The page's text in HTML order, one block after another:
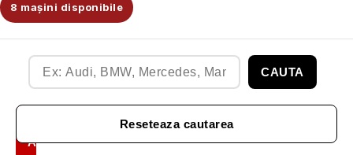
8 mașini disponibile
CAUTA
Auto
Reseteaza cautarea